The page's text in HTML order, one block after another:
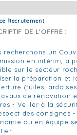
Recrutement
DE L'OFFRE :
recherchons un
en intérim, à
sur le secteur
la préparation et
(tuiles,
de rénovation
- Veiller à la
des consignes
ou en équipe